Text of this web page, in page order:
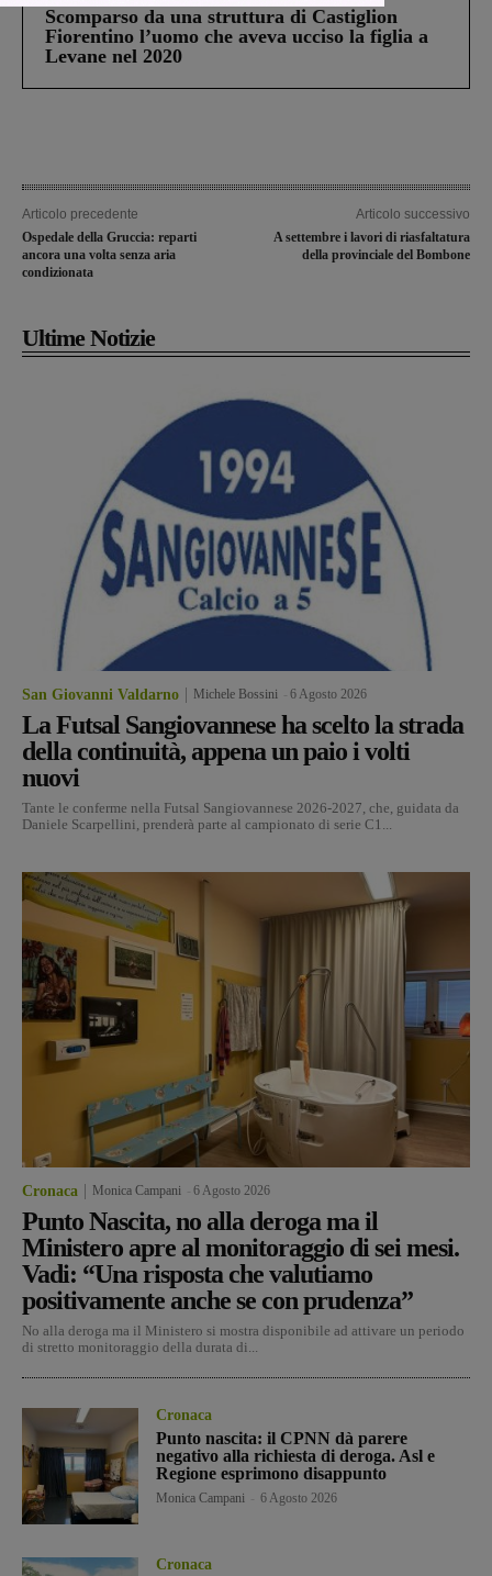
Scomparso da una struttura di Castiglion
Fiorentino l’uomo che aveva ucciso la figlia a
Levane nel 2020
Articolo precedente
Ospedale della Gruccia: reparti
ancora una volta senza aria
condizionata
Articolo successivo
A settembre i lavori di riasfaltatura
della provinciale del Bombone
Ultime Notizie
San Giovanni Valdarno Michele Bossini 6 Agosto 2026
La Futsal Sangiovannese ha scelto la strada
della continuità, appena un paio i volti
nuovi
Tante le conferme nella Futsal Sangiovannese 2026-2027, che, guidata da
Daniele Scarpellini, prenderà parte al campionato di serie C1...
Cronaca Monica Campani 6 Agosto 2026
Punto Nascita, no alla deroga ma il
Ministero apre al monitoraggio di sei mesi.
Vadi: “Una risposta che valutiamo
positivamente anche se con prudenza”
No alla deroga ma il Ministero si mostra disponibile ad attivare un periodo
di stretto monitoraggio della durata di...
Cronaca
Punto nascita: il CPNN dà parere
negativo alla richiesta di deroga. Asl e
Regione esprimono disappunto
Monica Campani 6 Agosto 2026
Cronaca